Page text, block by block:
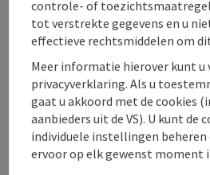
Samenwerkingspartners
Geschiktheid
controle- of
tot verstrekte gegevens en u
effectieve rechtsmiddelen om
Meer informatie hierover kunt u
privacyverklaring. Als u
gaat u akkoord met de cookies
aanbieders uit de VS). U kunt de
individuele instellingen
ervoor op elk gewenst moment